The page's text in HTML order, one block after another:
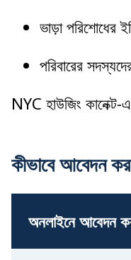
ভাড়া পরিশোধের
পরিবারের
NYC হাউজিং কানেক্ট-এ
কীভাবে আবেদন
অনলাইনে আবেদন